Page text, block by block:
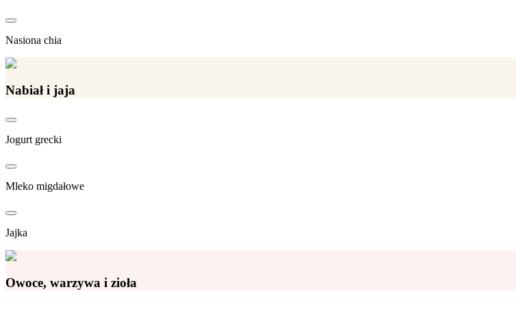
Nasiona chia
Nabiał i jaja
Jogurt grecki
Mleko migdałowe
Jajka
Owoce, warzywa i zioła